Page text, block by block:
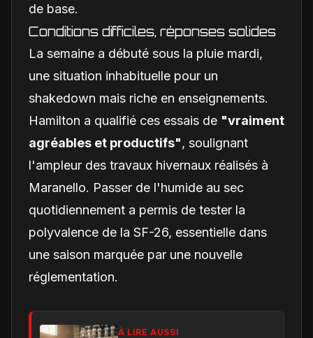
de base.
Conditions difficiles, réponses solides
La semaine a débuté sous la pluie mardi,
une situation inhabituelle pour un
shakedown mais riche en enseignements.
Hamilton a qualifié ces essais de "vraiment
agréables et productifs", soulignant
l'ampleur des travaux hivernaux réalisés à
Maranello. Passer de l'humide au sec
quotidiennement a permis de tester la
polyvalence de la SF-26, essentielle dans
une saison marquée par une nouvelle
réglementation.
À LIRE AUSSI